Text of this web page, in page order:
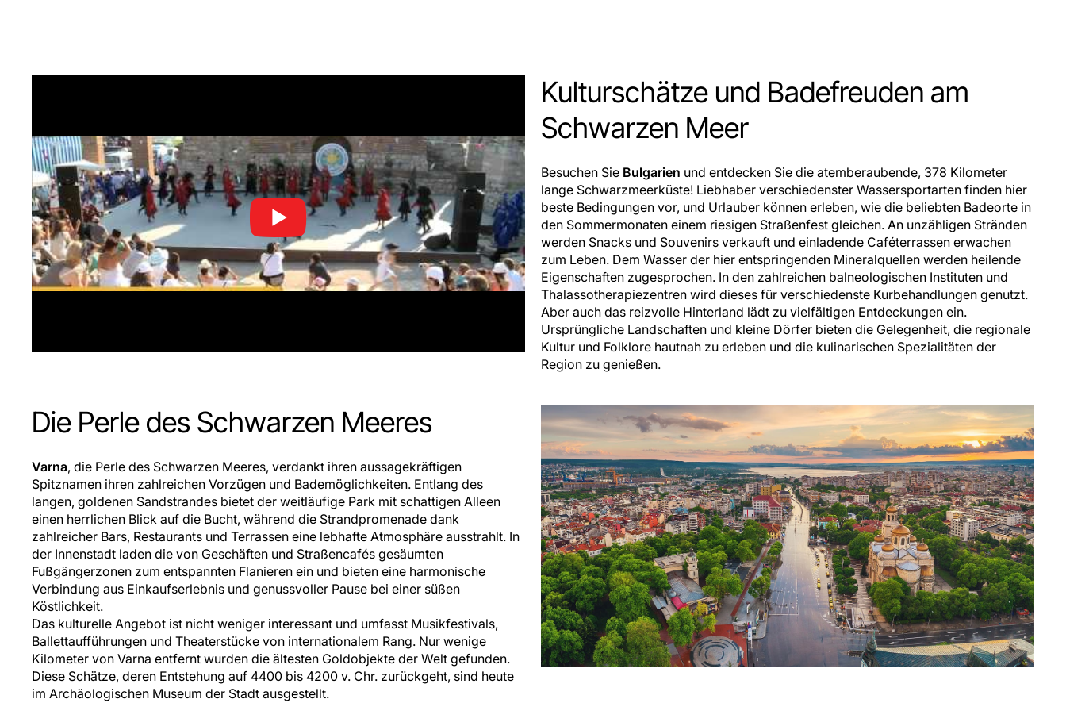
Kulturschätze und Badefreuden am
Schwarzen Meer
Besuchen Sie Bulgarien und entdecken Sie die atemberaubende, 378 Kilometer
lange Schwarzmeerküste! Liebhaber verschiedenster Wassersportarten finden hier
beste Bedingungen vor, und Urlauber können erleben, wie die beliebten Badeorte in
den Sommermonaten einem riesigen Straßenfest gleichen. An unzähligen Stränden
werden Snacks und Souvenirs verkauft und einladende Caféterrassen erwachen
zum Leben. Dem Wasser der hier entspringenden Mineralquellen werden heilende
Eigenschaften zugesprochen. In den zahlreichen balneologischen Instituten und
Thalassotherapiezentren wird dieses für verschiedenste Kurbehandlungen genutzt.
Aber auch das reizvolle Hinterland lädt zu vielfältigen Entdeckungen ein.
Ursprüngliche Landschaften und kleine Dörfer bieten die Gelegenheit, die regionale
Kultur und Folklore hautnah zu erleben und die kulinarischen Spezialitäten der
Region zu genießen.
Die Perle des Schwarzen Meeres
Varna, die Perle des Schwarzen Meeres, verdankt ihren aussagekräftigen
Spitznamen ihren zahlreichen Vorzügen und Bademöglichkeiten. Entlang des
langen, goldenen Sandstrandes bietet der weitläufige Park mit schattigen Alleen
einen herrlichen Blick auf die Bucht, während die Strandpromenade dank
zahlreicher Bars, Restaurants und Terrassen eine lebhafte Atmosphäre ausstrahlt. In
der Innenstadt laden die von Geschäften und Straßencafés gesäumten
Fußgängerzonen zum entspannten Flanieren ein und bieten eine harmonische
Verbindung aus Einkaufserlebnis und genussvoller Pause bei einer süßen
Köstlichkeit.
Das kulturelle Angebot ist nicht weniger interessant und umfasst Musikfestivals,
Ballettaufführungen und Theaterstücke von internationalem Rang. Nur wenige
Kilometer von Varna entfernt wurden die ältesten Goldobjekte der Welt gefunden.
Diese Schätze, deren Entstehung auf 4400 bis 4200 v. Chr. zurückgeht, sind heute
im Archäologischen Museum der Stadt ausgestellt.